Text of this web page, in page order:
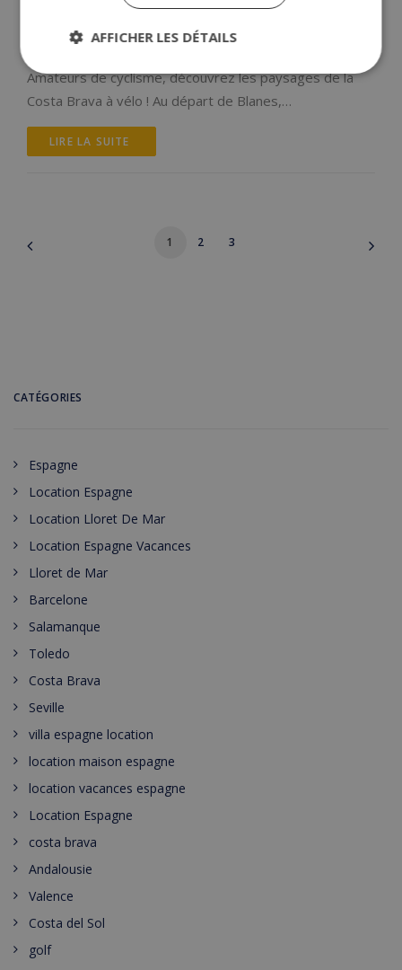
Amateurs de cyclisme, découvrez les paysages de la
Costa Brava à vélo ! Au départ de Blanes,…
LIRE LA SUITE
1 2 3
CATÉGORIES
Espagne
Location Espagne
Location Lloret De Mar
Location Espagne Vacances
Lloret de Mar
Barcelone
Salamanque
Toledo
Costa Brava
Seville
villa espagne location
location maison espagne
location vacances espagne
Location Espagne
costa brava
Andalousie
Valence
Costa del Sol
golf
AFFICHER LES DÉTAILS